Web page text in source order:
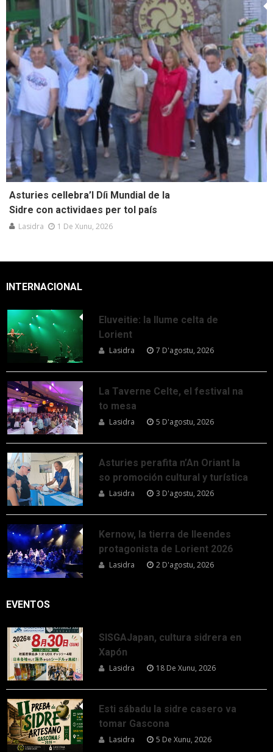
Asturies cellebra’l Díi Mundial de la
Sidre con actividaes per tol país
Lasidra 1 De Xunu, 2026
INTERNACIONAL
Eluveitie: la llume celta de
Lorient
Lasidra 7 D'agostu, 2026
La Taverne Celte, el festival na
to mesa
Lasidra 5 D'agostu, 2026
Asturies perafita n’An Oriant la
so promoción cultural y turística
Lasidra 3 D'agostu, 2026
Kernow, la tierra de lleendes
protagonista de Lorient 2026
Lasidra 2 D'agostu, 2026
EVENTOS
SISGAJapan, cultura sidrera en
Xapón
Lasidra 18 De Xunu, 2026
Esti sábadu la sidre casero va
tomar Gascona
Lasidra 5 De Xunu, 2026